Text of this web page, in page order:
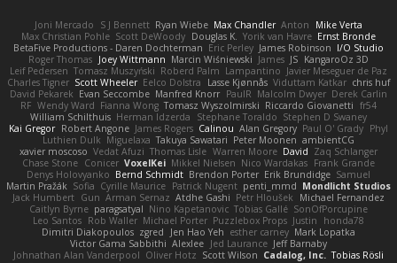
Joni Mercado S J Bennett Ryan Wiebe Max Chandler Anton
Mike Verta
Max Christian Pohle Scott DeWoody Douglas K. Yorik van Havre Ernst Bronde
BetaFive Productions - Daren Dochterman Eric Perley James Robinson I/O Studio
Roger Thomas Joey Wittmann Marcin Wiśniewski James JS KangaroOz 3D
Leif Pedersen Tomasz Muszyński Roberd Palm Lampantino Javier Meseguer de Paz
Charles Tigner Scott Wheeler Eelco Dolstra Lasse Kjønnås Viduttam Katkar chris huf
David Pekarek Evan Seccombe Manfred Knorr PaulR Malcolm Dwyer Derek Carlin
RF Wendy Ward Fianna Wong Tomasz Wyszolmirski Riccardo Giovanetti fr54
William Schilthuis Herman Idzerda Stephane Toraldo Stephen D Swaney
Kai Gregor Robert Angone James Rogers Calinou Alan Gregory Paul O' Grady Phyl
Luthien Dulk Miguelaxa Takuya Sawatari Peter Moonen ambientCG
xavier moscoso Vedat Afuzi Thomas Lisle Warren Moore David Zaq Schlanger
Chase Stone Conicer VoxelKei Mikkel Nielsen Nico Wardakas Frank Grande
Denys Holovyanko Bernd Schmidt Brendon Porter Erik Brundidge Samuel
Martin Pražák Sofia Cyrille Maurice Patrick Nugent penti_mmd Mondlicht Studios
Jack Humbert Gun Arman Sernaz Atdhe Gashi Petr Hloušek
Michael Fernandez
Caitlyn Byrne paragsatyal Nino Kapetanovic Tobias Gallé SonOfPorcupine
Leo Santos Rob Waller Michael Porter Puzzlebox Props Justin
honda78
Dimitri Diakopoulos zgred Jen Hao Yeh esther carney Mark Lopatka
Victor Gama Sabbithi Alexlee Jed Laurance Jeff Barnaby
Johnathan Alan Vanderpool Oliver Hotz Scott Wilson Cadalog, Inc. Tobias Rösli